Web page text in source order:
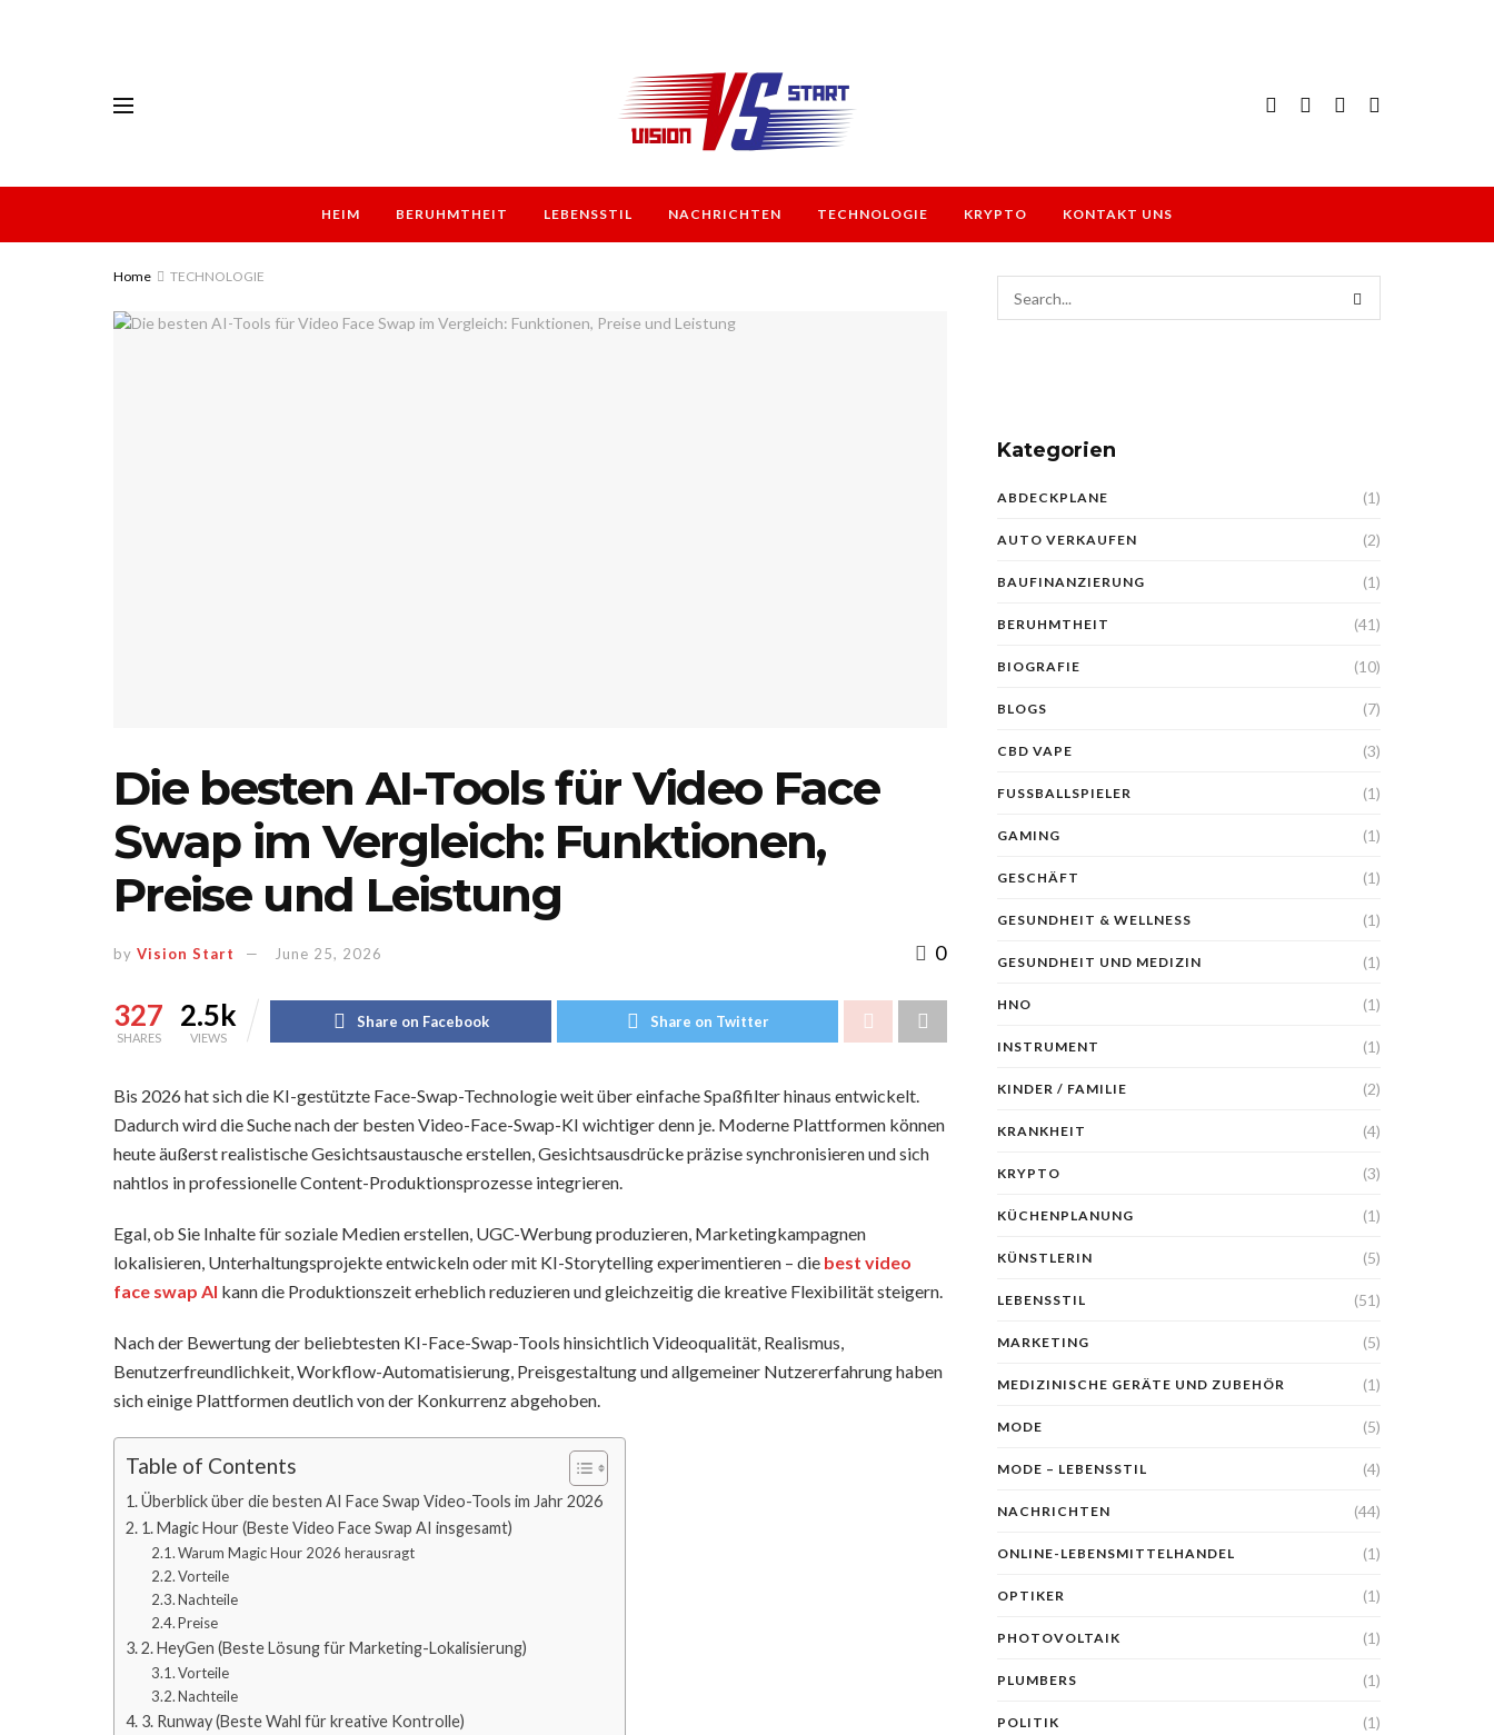
HEIM BERUHMTHEIT LEBENSSTIL NACHRICHTEN TECHNOLOGIE KRYPTO KONTAKT UNS
Home TECHNOLOGIE
Die besten AI-Tools für Video Face
Swap im Vergleich: Funktionen,
Preise und Leistung
by Vision Start June 25, 2026 0
327
SHARES
2.5k
VIEWS
Share on Facebook Share on Twitter
Bis 2026 hat sich die KI-gestützte Face-Swap-Technologie weit über einfache Spaßfilter hinaus entwickelt.
Dadurch wird die Suche nach der besten Video-Face-Swap-KI wichtiger denn je. Moderne Plattformen können
heute äußerst realistische Gesichtsaustausche erstellen, Gesichtsausdrücke präzise synchronisieren und sich
nahtlos in professionelle Content-Produktionsprozesse integrieren.
Egal, ob Sie Inhalte für soziale Medien erstellen, UGC-Werbung produzieren, Marketingkampagnen
lokalisieren, Unterhaltungsprojekte entwickeln oder mit KI-Storytelling experimentieren – die best video
face swap AI kann die Produktionszeit erheblich reduzieren und gleichzeitig die kreative Flexibilität steigern.
Nach der Bewertung der beliebtesten KI-Face-Swap-Tools hinsichtlich Videoqualität, Realismus,
Benutzerfreundlichkeit, Workflow-Automatisierung, Preisgestaltung und allgemeiner Nutzererfahrung haben
sich einige Plattformen deutlich von der Konkurrenz abgehoben.
Table of Contents
Überblick über die besten AI Face Swap Video-Tools im Jahr 2026
1. Magic Hour (Beste Video Face Swap AI insgesamt)
Warum Magic Hour 2026 herausragt
Vorteile
Nachteile
Preise
2. HeyGen (Beste Lösung für Marketing-Lokalisierung)
Vorteile
Nachteile
3. Runway (Beste Wahl für kreative Kontrolle)
Kategorien
ABDECKPLANE (1)
AUTO VERKAUFEN (2)
BAUFINANZIERUNG (1)
BERUHMTHEIT (41)
BIOGRAFIE (10)
BLOGS (7)
CBD VAPE (3)
FUSSBALLSPIELER (1)
GAMING (1)
GESCHÄFT (1)
GESUNDHEIT & WELLNESS (1)
GESUNDHEIT UND MEDIZIN (1)
HNO (1)
INSTRUMENT (1)
KINDER / FAMILIE (2)
KRANKHEIT (4)
KRYPTO (3)
KÜCHENPLANUNG (1)
KÜNSTLERIN (5)
LEBENSSTIL (51)
MARKETING (5)
MEDIZINISCHE GERÄTE UND ZUBEHÖR (1)
MODE (5)
MODE – LEBENSSTIL (4)
NACHRICHTEN (44)
ONLINE-LEBENSMITTELHANDEL (1)
OPTIKER (1)
PHOTOVOLTAIK (1)
PLUMBERS (1)
POLITIK (1)